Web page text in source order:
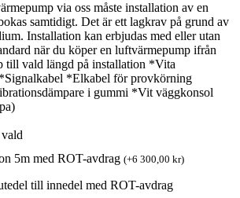
via oss måste installation av en
samtidigt. Det är ett lagkrav på grund av
Installation kan erbjudas med eller utan
när du köper en luftvärmepump ifrån
till vald längd på installation *Vita
*Elkabel för provkörning
i gummi *Vit väggkonsol
5m med ROT-avdrag (+6 300,00 kr)
till innedel med ROT-avdrag